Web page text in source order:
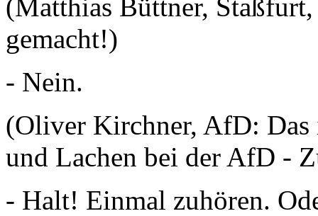
(Matthias Büttner,
gemacht!)
- Nein.
(Oliver Kirchner, AfD:
und Lachen bei der AfD -
- Halt! Einmal zuhören.